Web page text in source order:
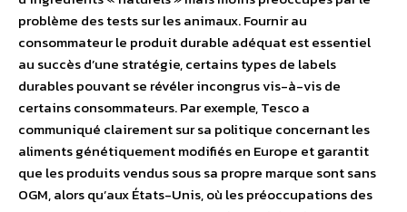
problème des tests sur les animaux. Fournir au
consommateur le produit durable adéquat est essentiel
au succès d’une stratégie, certains types de labels
durables pouvant se révéler incongrus vis-à-vis de
certains consommateurs. Par exemple, Tesco a
communiqué clairement sur sa politique concernant les
aliments génétiquement modifiés en Europe et garantit
que les produits vendus sous sa propre marque sont sans
OGM, alors qu’aux États-Unis, où les préoccupations des